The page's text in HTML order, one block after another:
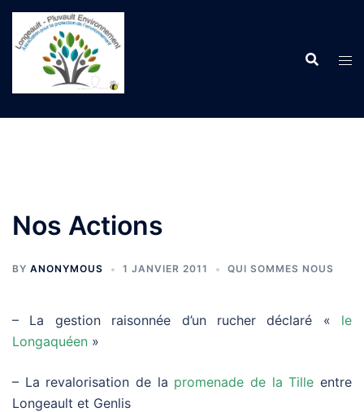
Aller
contenu
Nos Actions
BY ANONYMOUS 1 JANVIER 2011 QUI SOMMES NOUS
– La gestion raisonnée d’un rucher déclaré « le
Longaquéen »
– La revalorisation de la promenade de la Tille entre
Longeault et Genlis